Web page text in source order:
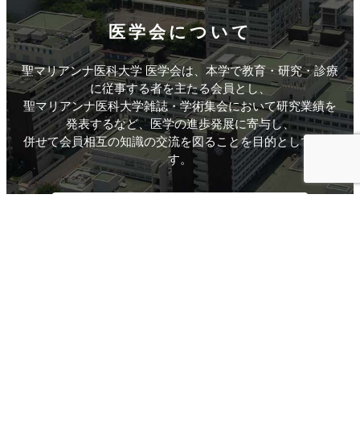
医学会について
聖マリアンナ医科大学 医学会は、本学で教育・研究・診療
に従事する者を主たる会員とし、
聖マリアンナ医科大学雑誌・学術集会において研究業績を
発表するなど、医学の進歩発展に寄与し、
併せて会員相互の知識の交流を図ることを目的としていま
す。